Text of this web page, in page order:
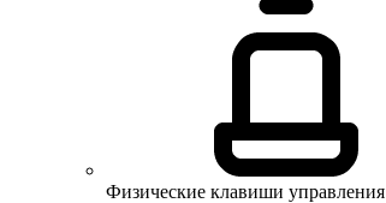
Физические клавиши управления